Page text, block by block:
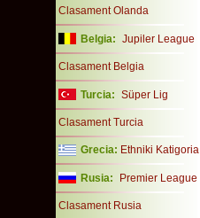
Clasament Olanda
Belgia: Jupiler League
Clasament Belgia
Turcia: Süper Lig
Clasament Turcia
Grecia: Ethniki Katigoria
Rusia: Premier League
Clasament Rusia